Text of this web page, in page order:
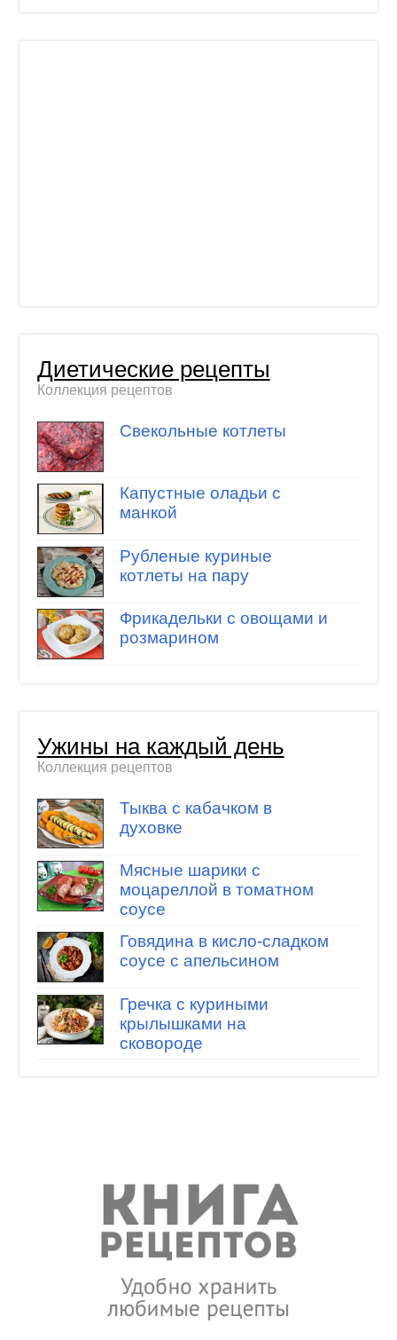
Диетические рецепты
Коллекция рецептов
Свекольные котлеты
Капустные оладьи с
манкой
Рубленые куриные
котлеты на пару
Фрикадельки с овощами и
розмарином
Ужины на каждый день
Коллекция рецептов
Тыква с кабачком в
духовке
Мясные шарики с
моцареллой в томатном
соусе
Говядина в кисло-сладком
соусе с апельсином
Гречка с куриными
крылышками на
сковороде